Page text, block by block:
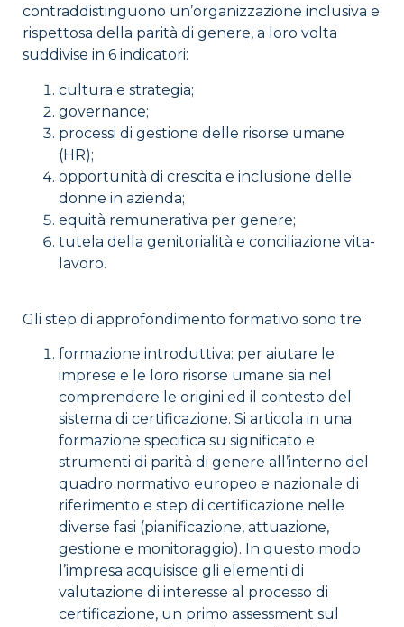
contraddistinguono un’organizzazione inclusiva e
rispettosa della parità di genere, a loro volta
suddivise in 6 indicatori:
cultura e strategia;
governance;
processi di gestione delle risorse umane
(HR);
opportunità di crescita e inclusione delle
donne in azienda;
equità remunerativa per genere;
tutela della genitorialità e conciliazione vita-
lavoro.
Gli step di approfondimento formativo sono tre:
formazione introduttiva: per aiutare le
imprese e le loro risorse umane sia nel
comprendere le origini ed il contesto del
sistema di certificazione. Si articola in una
formazione specifica su significato e
strumenti di parità di genere all’interno del
quadro normativo europeo e nazionale di
riferimento e step di certificazione nelle
diverse fasi (pianificazione, attuazione,
gestione e monitoraggio). In questo modo
l’impresa acquisisce gli elementi di
valutazione di interesse al processo di
certificazione, un primo assessment sul